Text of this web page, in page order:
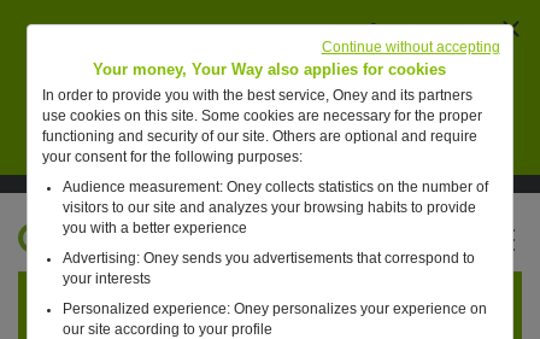
pour des collaborateurs de Oney pour vendre de
faux placements financiers.
En savoir plus
Suivre Oney sur LinkedIn
Suivre Oney sur YouTubeVoir les articles #oneday
Retour à l'accueil ?
Your money, Your Way also applies for cookies
In order to provide you with the best service, Oney and its partners
use cookies on this site. Some cookies are necessary for the proper
functioning and security of our site. Others are optional and require
your consent for the following purposes:
Audience measurement: Oney collects statistics on the number of
visitors to our site and analyzes your browsing habits to provide
you with a better experience
Advertising: Oney sends you advertisements that correspond to
your interests
Personalized experience: Oney personalizes your experience on
our site according to your profile
Continue without accepting